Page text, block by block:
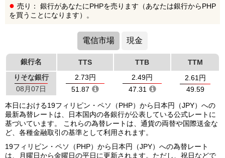
売り： 銀行があなたにPHPを売ります（あなたは銀行からPHP
を買うことになります）。
電信市場 現金
銀行名 TTS TTB
TTM
りそな銀行
08月07日
2.73円
51.87
2.49円
47.31
2.61円
49.59
本日における19フィリピン・ペソ（PHP）から日本円（JPY）への
最新為替レートは、日本国内の各銀行が公表している公式レートに
基づいています。 これらの為替レートは、通貨の両替や国際送金な
ど、各種金融取引の基準として利用されます。
19フィリピン・ペソ（PHP）から日本円（JPY）への為替レート
は、月曜日から金曜日の平日に更新されます。ただし、祝日などで